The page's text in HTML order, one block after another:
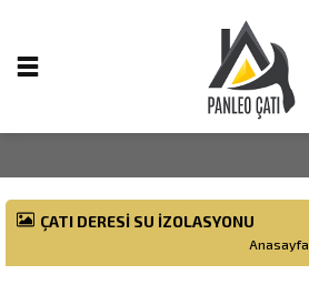
ÇATI DERESI SU İZOLASYONU
Anasayfa